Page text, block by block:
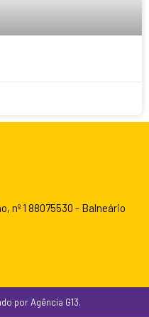
nº 1 88075530 - Balneário
por Agência G13.